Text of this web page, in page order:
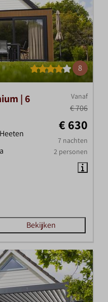
8
Vanaf
€ 706
€ 630
7 nachten
2 personen
| 6
Bekijken